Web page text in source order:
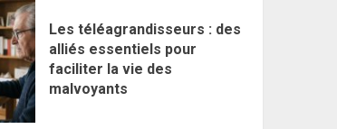
Les téléagrandisseurs : des
alliés essentiels pour
faciliter la vie des
malvoyants